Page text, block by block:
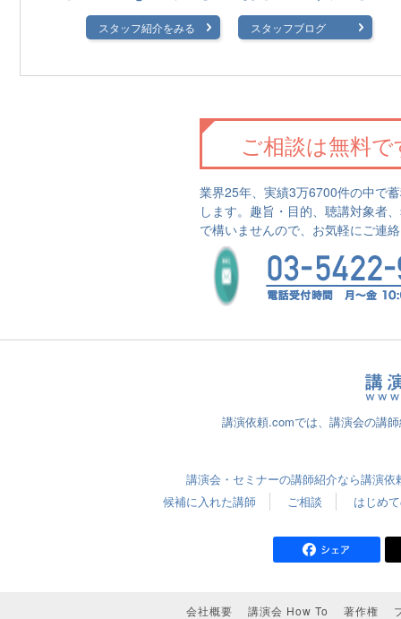
スタッフ紹介をみる スタッフブログ
ご相談は無料で
業界25年、実績3万6700件の中で
します。趣旨・目的、聴講対象者
で構いませんので、お気軽にご連
講演依頼.comでは、講演会の講
講演会・セミナーの講師紹介なら講演依
候補に入れた講師
ご相談 はじめ
会社概要 講演会 How To 著作権